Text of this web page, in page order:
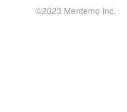
©2023 Mentemo Inc.